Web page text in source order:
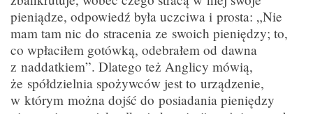
pieniądze, odpowiedź była uczciwa i prosta: „Nie
mam tam nic do stracenia ze swoich pieniędzy; to,
co wpłaciłem gotówką, odebrałem od dawna
z naddatkiem”. Dlatego też Anglicy mówią,
że spółdzielnia spożywców jest to urządzenie,
w którym można dojść do posiadania pieniędzy